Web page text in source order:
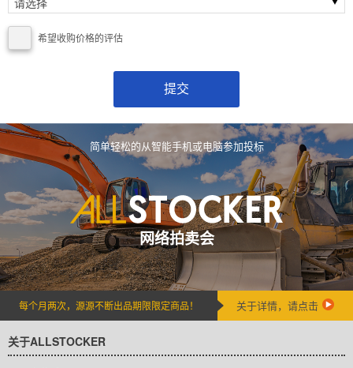
希望收购价格的评估
简单轻松的从智能手机或电脑参加投标
网络拍卖会
每个月两次，源源不断出品期限限定商品！ 关于详情，请点击
关于ALLSTOCKER